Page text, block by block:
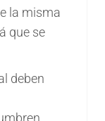
la misma
que se
deben